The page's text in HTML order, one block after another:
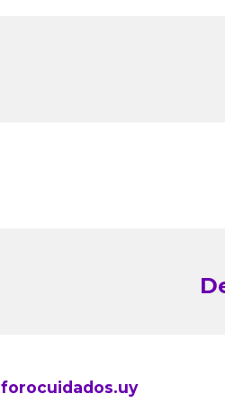
forocuidados.uy